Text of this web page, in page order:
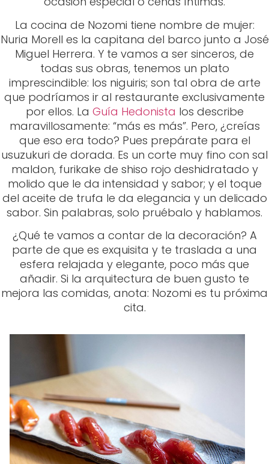
que podríamos ir al restaurante exclusivamente
por ellos. LaGuía Hedonistalos describe
maravillosamente: “más es más”. Pero, ¿creías
que eso era todo? Pues prepárate para el
usuzukuri de dorada. Es un corte muy fino con sal
maldon, furikake de shiso rojo deshidratado y
molido que le da intensidad y sabor; y el toque
del aceite de trufa le da elegancia y un delicado
sabor. Sin palabras, solo pruébalo y hablamos.
¿Qué te vamos a contar de la decoración? A
parte de que es exquisita y te traslada a una
esfera relajada y elegante, poco más que
añadir. Si la arquitectura de buen gusto te
mejora las comidas, anota: Nozomi es tu próxima
cita.
Sin duda uno de los mejores restaurantes
japoneses de Valencia. Visítalo en:Carrer de Pere
III el Gran, 11, 46005 València, Valencia